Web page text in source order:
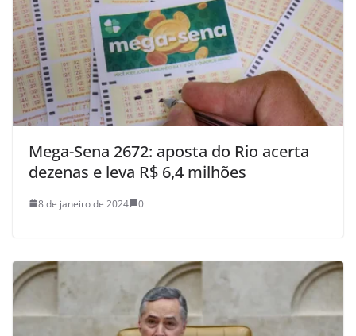
Mega-Sena 2672: aposta do Rio acerta
dezenas e leva R$ 6,4 milhões
8 de janeiro de 2024 0